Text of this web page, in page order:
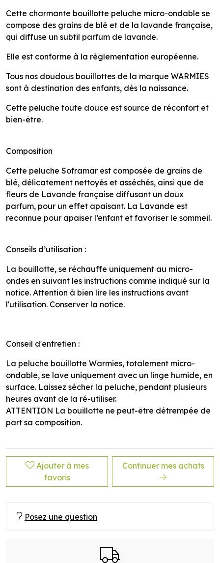
Cette charmante bouillotte peluche micro-ondable se
compose des grains de blé et de la lavande française,
qui diffuse un subtil parfum de lavande.
Elle est conforme à la règlementation européenne.
Tous nos doudous bouillottes de la marque WARMIES
sont à destination des enfants, dès la naissance.
Cette peluche toute douce est source de réconfort et
bien-être.
Composition
Cette peluche Soframar est composée de grains de
blé, délicatement nettoyés et asséchés, ainsi que de
fleurs de Lavande française diffusant un doux
parfum, pour un effet apaisant. La Lavande est
reconnue pour apaiser l’enfant et favoriser le sommeil.
Conseils d’utilisation :
La bouillotte, se réchauffe uniquement au micro-
ondes en suivant les instructions comme indiqué sur la
notice. Attention à bien lire les instructions avant
l'utilisation. Conserver la notice.
Conseil d'entretien :
La peluche bouillotte Warmies, totalement micro-
ondable, se lave uniquement avec un linge humide, en
surface. Laissez sécher la peluche, pendant plusieurs
heures avant de la ré-utiliser.
ATTENTION La bouillotte ne peut-être détrempée de
part sa composition.
Ajouter à mes
favoris
Continuer mes achats
Posez une question